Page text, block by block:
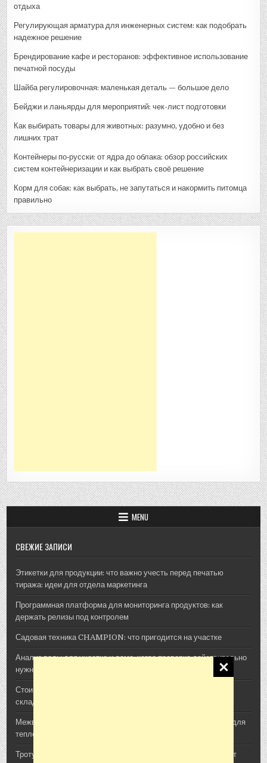
отдыха
Регулирующая арматура для инженерных систем: как подобрать
надежное решение
Брендирование кафе и ресторанов: эффективное использование
печатной посуды
Шайба регулировочная: маленькая деталь — большое дело
Бейджи и ланьярды для мероприятий: чек-лист подготовки
Как выбирать товары для животных: разумно, удобно и без
лишних трат
Контейнеры по‑русски: от ядра до облака: обзор российских
систем контейнеризации и как выбрать своё решение
Корм для собак: как выбрать, не запутаться и накормить питомца
правильно
MENU
СВЕЖИЕ ЗАПИСИ
Этикетки для продукции: что важно учесть перед печатью
тиража: идеи для отдела маркетинга
Программная платформа для мониторинга продуктов: как
держать релизы под контролем
Садовая техника CHAMPION: что пригодится на участке
Анализ воды для участка и дома: когда проверка действительно
нужна
Стоимость архитектурной 3D-визуализации: из чего
складывается смета проекта
Межвенцовый утеплитель Политерм: как выбрать материал для
теплого деревянного дома
Тротуарная плитка, шпалы и утяжелители: как ЖБИ помогают